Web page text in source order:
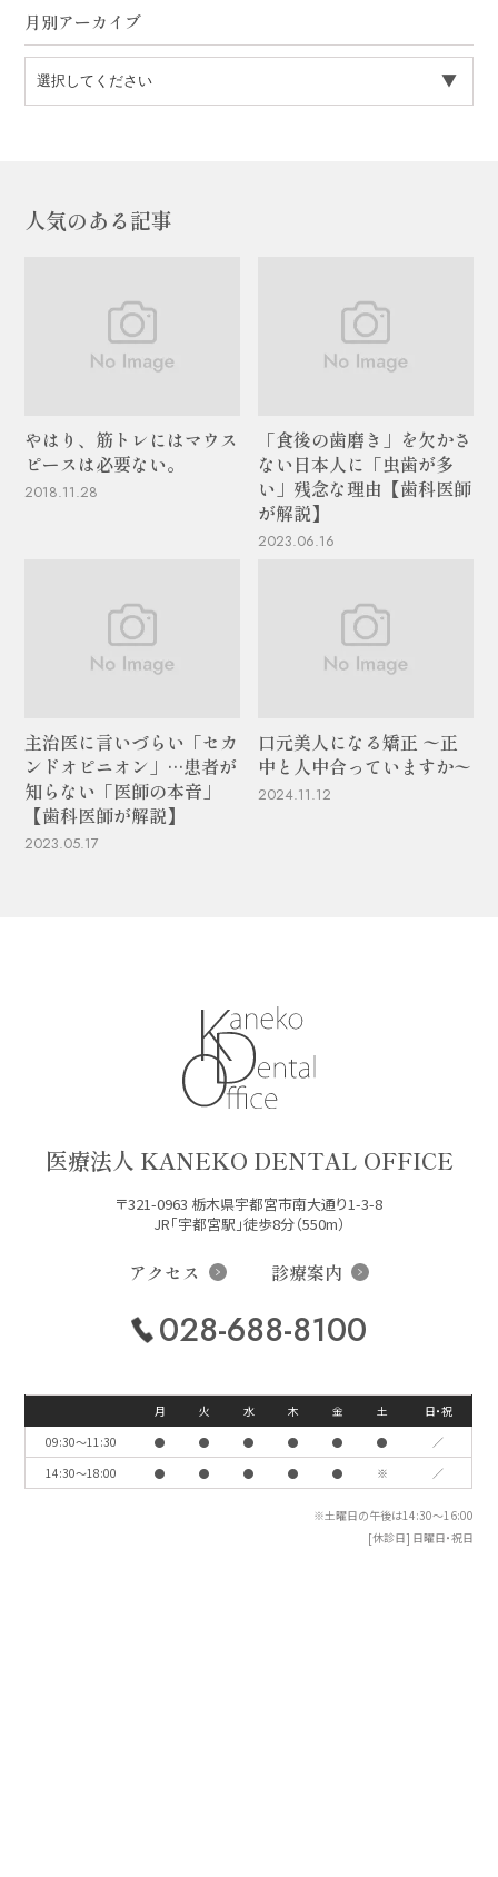
月別アーカイブ
人気のある記事
やはり、筋トレにはマウス
ピースは必要ない。
2018.11.28
「食後の歯磨き」を欠かさ
ない日本人に「虫歯が多
い」残念な理由【歯科医師
が解説】
2023.06.16
主治医に言いづらい「セカ
ンドオピニオン」…患者が
知らない「医師の本音」
【歯科医師が解説】
2023.05.17
口元美人になる矯正 〜正
中と人中合っていますか〜
2024.11.12
医療法人 KANEKO DENTAL OFFICE
〒321-0963 栃木県宇都宮市南大通り1-3-8
JR「宇都宮駅」徒歩8分（550m）
アクセス 診療案内
028-688-8100
月 火 水 木 金 土
日・祝
09:30〜11:30
● ● ● ● ● ●
／
14:30〜18:00
● ● ● ● ● ※ ／
※土曜日の午後は14:30〜16:00
[休診日] 日曜日・祝日